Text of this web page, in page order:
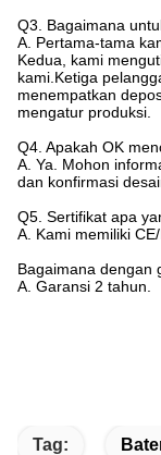
Q3. Bagaimana
A. Pertama-tama
Kedua, kami
kami.Ketiga
menempatkan
mengatur produksi.
Q4. Apakah OK
A. Ya. Mohon
dan konfirmasi
Q5. Sertifikat apa
A. Kami memiliki
Bagaimana dengan
A. Garansi 2 tahun.
Tag: